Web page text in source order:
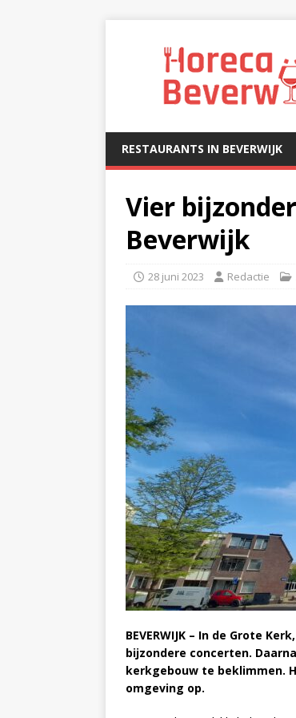
RESTAURANTS IN BEVERWIJK
Vier
Beverwijk
28 juni 2023 Redactie
BEVERWIJK – In de Grote
bijzondere concerten.
kerkgebouw te beklimmen.
omgeving op.